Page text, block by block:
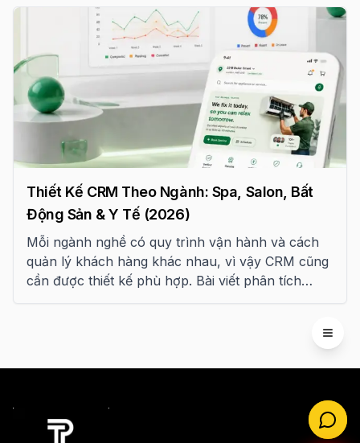
chọn giải pháp phù hợp với quy mô doanh
Thiết Kế CRM Theo Ngành: Spa, Salon, Bất
Động Sản & Y Tế (2026)
Mỗi ngành nghề có quy trình vận hành và cách
quản lý khách hàng khác nhau, vì vậy CRM cũng
cần được thiết kế phù hợp. Bài viết phân tích